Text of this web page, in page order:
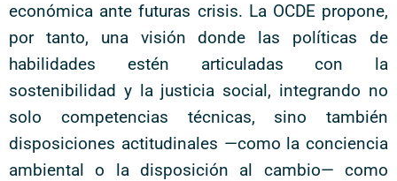
económica ante futuras crisis. La OCDE propone,
por tanto, una visión donde las políticas de
habilidades estén articuladas con la
sostenibilidad y la justicia social, integrando no
solo competencias técnicas, sino también
disposiciones actitudinales —como la conciencia
ambiental o la disposición al cambio— como